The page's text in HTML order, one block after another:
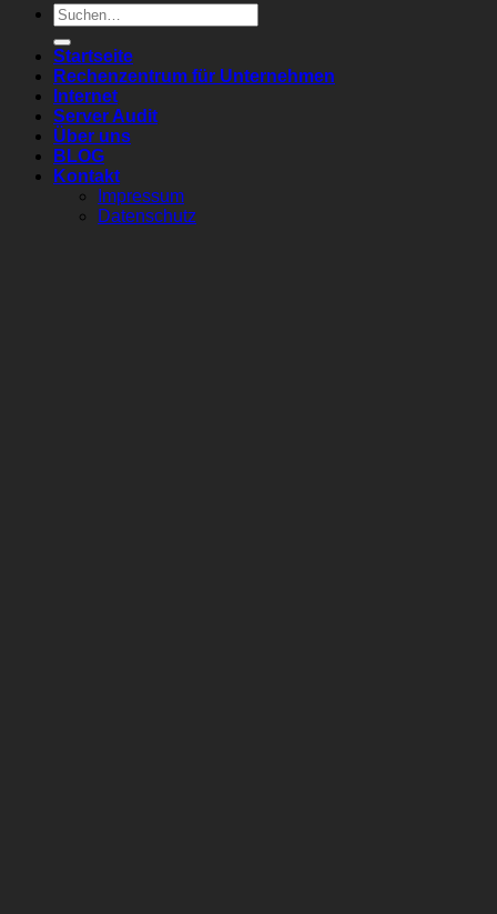
Suchen
nach:
Startseite
Rechenzentrum für Unternehmen
Internet
Server Audit
Über uns
BLOG
Kontakt
Impressum
Datenschutz